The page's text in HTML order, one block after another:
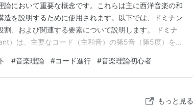
論において重要な概念です。これらは主に西洋音楽の和
造を説明するために使用されます。以下では、ドミナン
割、および関連する要素について説明します。 ドミナ
）は、主要なコード（主和音）の第5音（第5度）を指
ナントがよく知られています。例えば、Cメジャーコ
のドミナン…
#音楽理論 #コード進行 #音楽理論初心者
もっと見る